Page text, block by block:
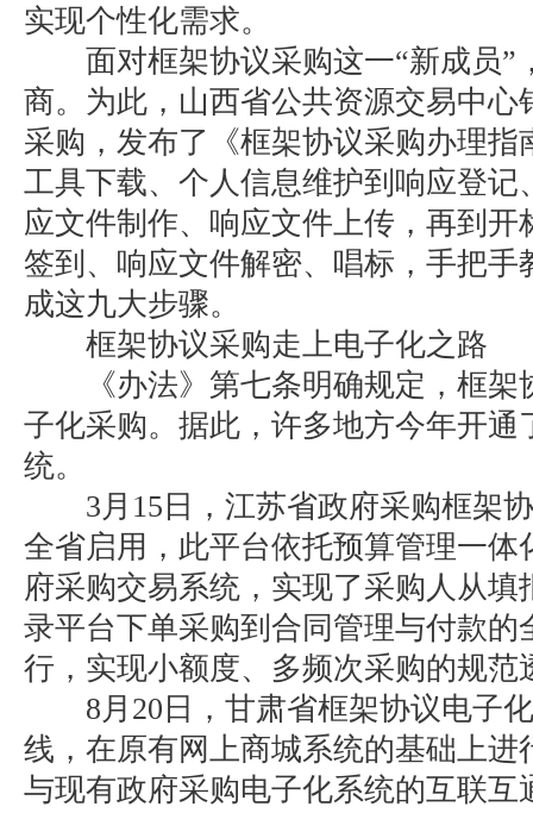
实现个性化需求。
面对框架协议采购这一“新成员”
商。为此，山西省公共资源交易中心
采购，发布了《框架协议采购办理指
工具下载、个人信息维护到响应登记
应文件制作、响应文件上传，再到开
签到、响应文件解密、唱标，手把手
成这九大步骤。
框架协议采购走上电子化之路
《办法》第七条明确规定，框架
子化采购。据此，许多地方今年开通
统。
3月15日，江苏省政府采购框架协
全省启用，此平台依托预算管理一体
府采购交易系统，实现了采购人从填
录平台下单采购到合同管理与付款的
行，实现小额度、多频次采购的规范
8月20日，甘肃省框架协议电子化
线，在原有网上商城系统的基础上进
与现有政府采购电子化系统的互联互